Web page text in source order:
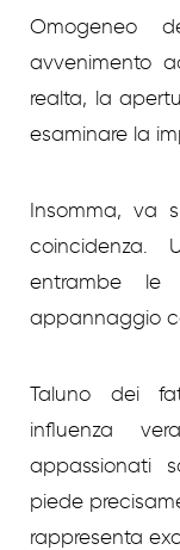
Omogeneo
avvenimento
realta, la
esaminare la
Insomma, va
coincidenza.
entrambe
appannaggio
Taluno dei
influenza
appassionati
piede
rappresenta